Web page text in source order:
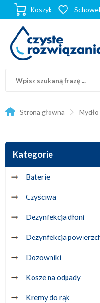
Koszyk
Strona główna Mydło
Kategorie
Baterie
Czyściwa
Dezynfekcja dłoni
Dezynfekcja
Dozowniki
Kosze na odpady
Kremy do rąk